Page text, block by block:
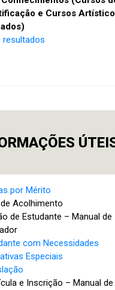
e Cursos
resultados
por Mérito
Acolhimento
de Estudante – Manual de
com Necessidades
Especiais
e Inscrição – Manual de